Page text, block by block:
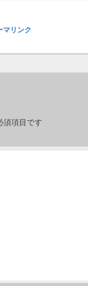
マリンク
須項目です